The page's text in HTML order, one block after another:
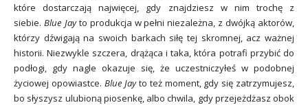
które dostarczają najwięcej, gdy znajdziesz w nim trochę z
siebie. Blue Jayto produkcja w pełni niezależna, z dwójką aktorów,
którzy dźwigają na swoich barkach siłę tej skromnej, acz ważnej
historii. Niezwykle szczera, drążąca i taka, która potrafi przybić do
podłogi, gdy nagle okazuje się, że uczestniczyłeś w podobnej
życiowej opowiastce. Blue Jayto też moment, gdy się zatrzymujesz,
bo słyszysz ulubioną piosenkę, albo chwila, gdy przejeżdżasz obok